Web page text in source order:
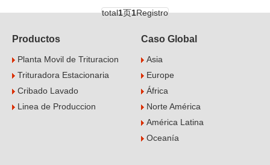
total1页1Registro
Productos
Planta Movil de Trituracion
Trituradora Estacionaria
Cribado Lavado
Linea de Produccion
Caso Global
Asia
Europe
África
Norte América
América Latina
Oceanía